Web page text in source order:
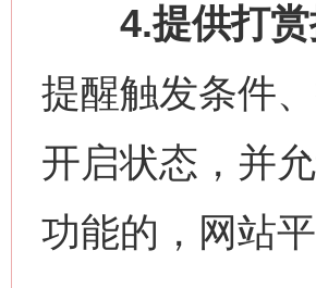
4.提供打赏
提醒触发条件
开启状态，并
功能的，网站